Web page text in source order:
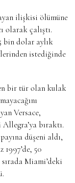
ilişkisi ölümüne
olarak çalıştı.
bin dolar aylık
istediğinde
bir tür olan kulak
Versace,
bıraktı.
düşeni aldı,
50
Miami’deki